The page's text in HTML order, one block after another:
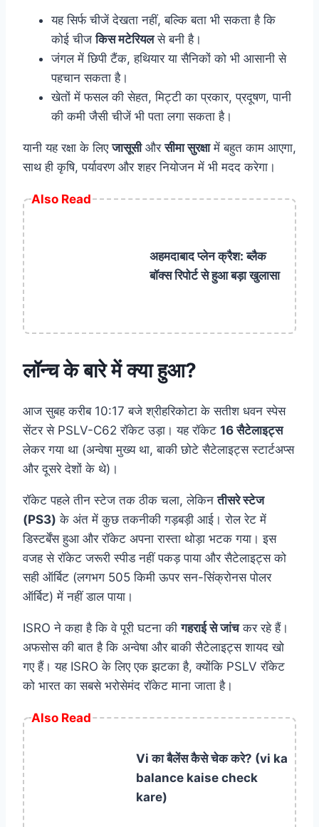
यह सिर्फ चीजें देखता नहीं, बल्कि बता भी सकता है कि
कोई चीजकिस मटेरियलसे बनी है।
जंगल में छिपी टैंक, हथियार या सैनिकों को भी आसानी से
पहचान सकता है।
खेतों में फसल की सेहत, मिट्टी का प्रकार, प्रदूषण, पानी
की कमी जैसी चीजें भी पता लगा सकता है।
यानी यह रक्षा के लिएजासूसीऔरसीमा सुरक्षामें बहुत काम आएगा,
साथ ही कृषि, पर्यावरण और शहर नियोजन में भी मदद करेगा।
Also Read
अहमदाबाद प्लेन क्रैश: ब्लैक
बॉक्स रिपोर्ट से हुआ बड़ा खुलासा
लॉन्च के बारे में क्या हुआ?
आज सुबह करीब 10:17 बजे श्रीहरिकोटा के सतीश धवन स्पेस
सेंटर से PSLV-C62 रॉकेट उड़ा। यह रॉकेट 16 सैटेलाइट्स
लेकर गया था (अन्वेषा मुख्य था, बाकी छोटे सैटेलाइट्स स्टार्टअप्स
और दूसरे देशों के थे)।
रॉकेट पहले तीन स्टेज तक ठीक चला, लेकिनतीसरे स्टेज
(PS3) के अंत में कुछ तकनीकी गड़बड़ी आई। रोल रेट में
डिस्टर्बेंस हुआ और रॉकेट अपना रास्ता थोड़ा भटक गया। इस
वजह से रॉकेट जरूरी स्पीड नहीं पकड़ पाया और सैटेलाइट्स को
सही ऑर्बिट (लगभग 505 किमी ऊपर सन-सिंक्रोनस पोलर
ऑर्बिट) में नहीं डाल पाया।
ISRO ने कहा है कि वे पूरी घटना कीगहराई से जांचकर रहे हैं।
अफसोस की बात है कि अन्वेषा और बाकी सैटेलाइट्स शायद खो
गए हैं। यह ISRO के लिए एक झटका है, क्योंकि PSLV रॉकेट
को भारत का सबसे भरोसेमंद रॉकेट माना जाता है।
Also Read
Vi का बैलेंस कैसे चेक करे? (vi ka
balance kaise check
kare)